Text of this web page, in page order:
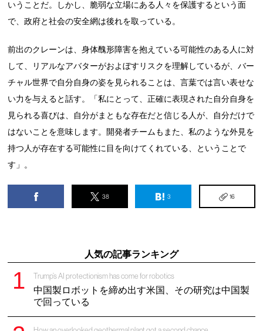
いうことだ。しかし、脆弱な立場にある人々を保護するという面
で、政府と社会の安全網は後れを取っている。
前出のクレーンは、身体醜形障害を抱えている可能性のある人に対
して、リアルなアバターがおよぼすリスクを理解しているが、バー
チャル世界で自分自身の姿を見られることは、言葉では言い表せな
い力を与えると話す。「私にとって、正確に表現された自分自身を
見られる喜びは、自分がまともな存在だと信じる人が、自分だけで
はないことを意味します。開発者チームもまた、私のような外見を
持つ人が存在する可能性に目を向けてくれている、ということで
す」。
38 3 16
人気の記事ランキング
Trump’s AI protectionism has come for robotics
中国製ロボットを締め出す米国、その研究は中国製
で回っている